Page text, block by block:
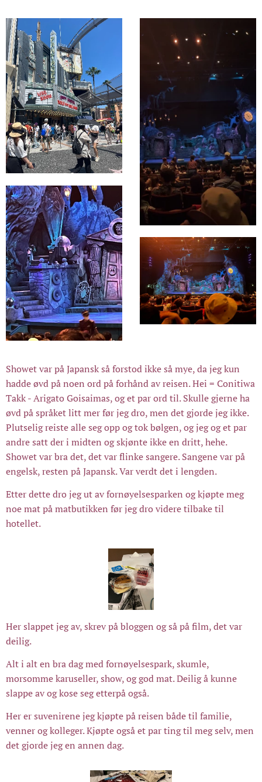
Showet var på Japansk så forstod ikke så mye, da jeg kun
hadde øvd på noen ord på forhånd av reisen. Hei = Conitiwa
Takk - Arigato Goisaimas, og et par ord til. Skulle gjerne ha
øvd på språket litt mer før jeg dro, men det gjorde jeg ikke.
Plutselig reiste alle seg opp og tok bølgen, og jeg og et par
andre satt der i midten og skjønte ikke en dritt, hehe.
Showet var bra det, det var flinke sangere. Sangene var på
engelsk, resten på Japansk. Var verdt det i lengden.
Etter dette dro jeg ut av fornøyelsesparken og kjøpte meg
noe mat på matbutikken før jeg dro videre tilbake til
hotellet.
Her slappet jeg av, skrev på bloggen og så på film, det var
deilig.
Alt i alt en bra dag med fornøyelsespark, skumle,
morsomme karuseller, show, og god mat. Deilig å kunne
slappe av og kose seg etterpå også.
Her er suvenirene jeg kjøpte på reisen både til familie,
venner og kolleger. Kjøpte også et par ting til meg selv, men
det gjorde jeg en annen dag.